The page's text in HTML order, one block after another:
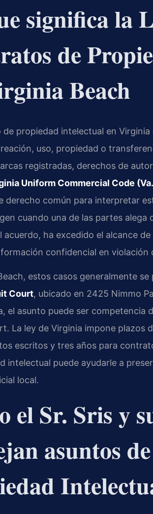
significa la
de
Beach
propiedad intelectual en
uso, propiedad o
registradas, derechos de
Uniform Commercial Code
derecho común para interpretar
cuando una de las partes alega
acuerdo, ha excedido el alcance
confidencial en violación
estos casos generalmente
Court, ubicado en 2425 Nimmo
el asunto puede ser competencia
La ley de Virginia impone plazos
escritos y tres años para
intelectual puede ayudarle a
local.
el Sr. Sris y
asuntos